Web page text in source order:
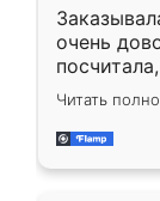
очень
Замерщик
делу со
за день,
Читать